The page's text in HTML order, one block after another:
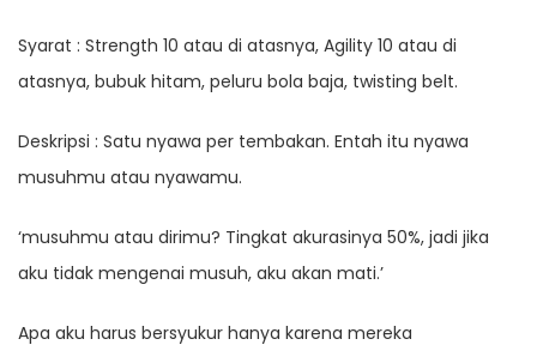
Syarat : Strength 10 atau di atasnya, Agility 10 atau di
atasnya, bubuk hitam, peluru bola baja, twisting belt.
Deskripsi : Satu nyawa per tembakan. Entah itu nyawa
musuhmu atau nyawamu.
‘musuhmu atau dirimu? Tingkat akurasinya 50%, jadi jika
aku tidak mengenai musuh, aku akan mati.’
Apa aku harus bersyukur hanya karena mereka